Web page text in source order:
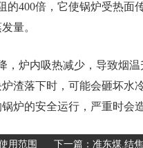
400倍，它使锅炉受热面
量。
炉内吸热减少，导致烟温
渣落下时，可能会砸坏水
炉的安全运行，严重时会
用范围 下一篇： 准东煤.结